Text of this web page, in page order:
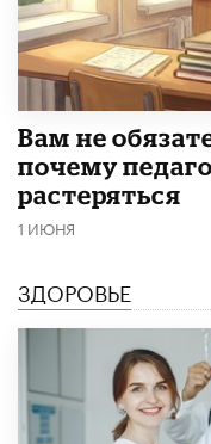
​Вам не
почему
растеряться
1 ИЮНЯ
ЗДОРОВЬЕ